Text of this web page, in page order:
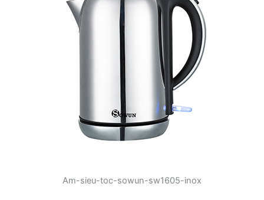
Am-sieu-toc-sowun-sw1605-inox